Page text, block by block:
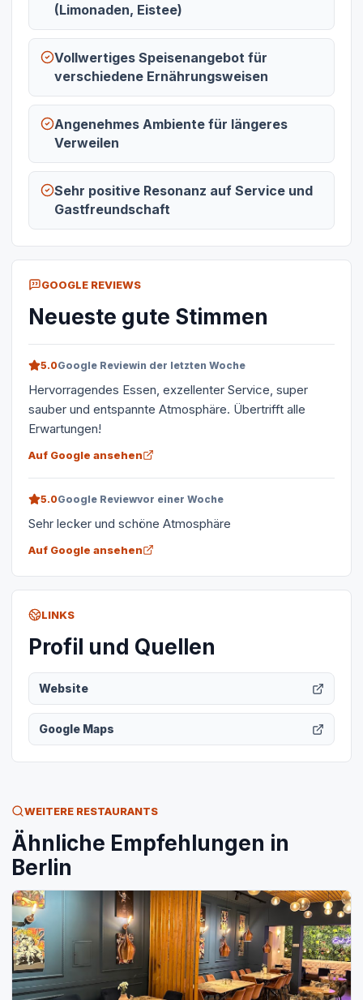
(Limonaden, Eistee)
Vollwertiges Speisenangebot für
verschiedene Ernährungsweisen
Angenehmes Ambiente für längeres
Verweilen
Sehr positive Resonanz auf Service und
Gastfreundschaft
GOOGLE REVIEWS
Neueste gute Stimmen
5.0Google Reviewin der letzten Woche
Hervorragendes Essen, exzellenter Service, super
sauber und entspannte Atmosphäre. Übertrifft alle
Erwartungen!
Auf Google ansehen
5.0Google Reviewvor einer Woche
Sehr lecker und schöne Atmosphäre
Auf Google ansehen
LINKS
Profil und Quellen
Website
Google Maps
WEITERE RESTAURANTS
Ähnliche Empfehlungen in
Berlin